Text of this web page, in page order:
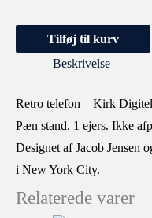
Tilføj til kurv
Beskrivelse
Retro telefon – Kirk
Pæn stand. 1 ejers. Ikke
Designet af Jacob Jensen
i New York City.
Relaterede varer